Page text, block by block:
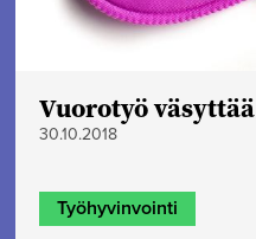
Vuorotyö väsyttää
30.10.2018
Työhyvinvointi